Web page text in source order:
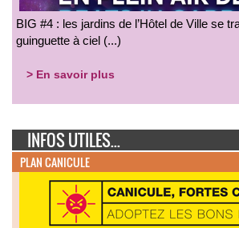
BIG #4 : les jardins de l’Hôtel de Ville se
guinguette à ciel (...)
> En savoir plus
INFOS UTILES...
PLAN CANICULE